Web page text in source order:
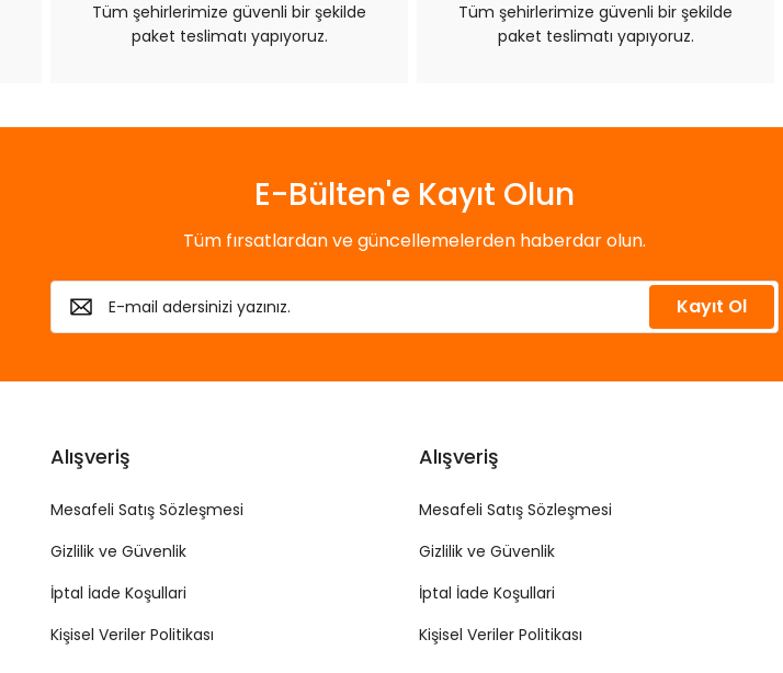
Tüm şehirlerimize güvenli bir şekilde
paket teslimatı yapıyoruz.
Tüm şehirlerimize güvenli bir şekilde
paket teslimatı yapıyoruz.
E-Bülten'e Kayıt Olun
Tüm fırsatlardan ve güncellemelerden haberdar olun.
Kayıt Ol
Alışveriş
Mesafeli Satış Sözleşmesi
Gizlilik ve Güvenlik
İptal İade Koşullari
Kişisel Veriler Politikası
Alışveriş
Mesafeli Satış Sözleşmesi
Gizlilik ve Güvenlik
İptal İade Koşullari
Kişisel Veriler Politikası